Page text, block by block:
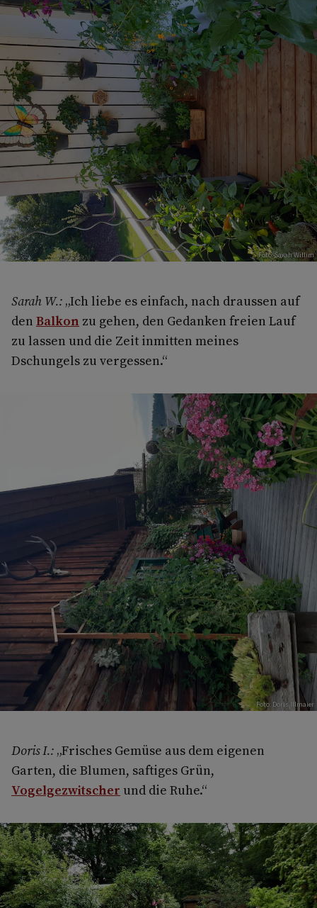
Foto: Sarah Willim
Sarah W.: „Ich liebe es einfach, nach draussen auf
den Balkon zu gehen, den Gedanken freien Lauf
zu lassen und die Zeit inmitten meines
Dschungels zu vergessen.“
Foto: Doris Illmaier
Doris I.: „Frisches Gemüse aus dem eigenen
Garten, die Blumen, saftiges Grün,
Vogelgezwitscher und die Ruhe.“